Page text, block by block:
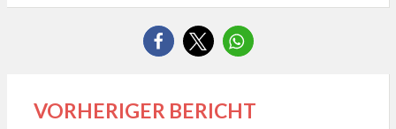
Beitragsnavigation
VORHERIGER BERICHT